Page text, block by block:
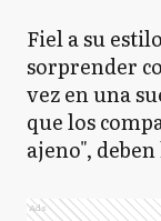
Fiel a su
sorprender
vez en una
que los
ajeno",
Ads